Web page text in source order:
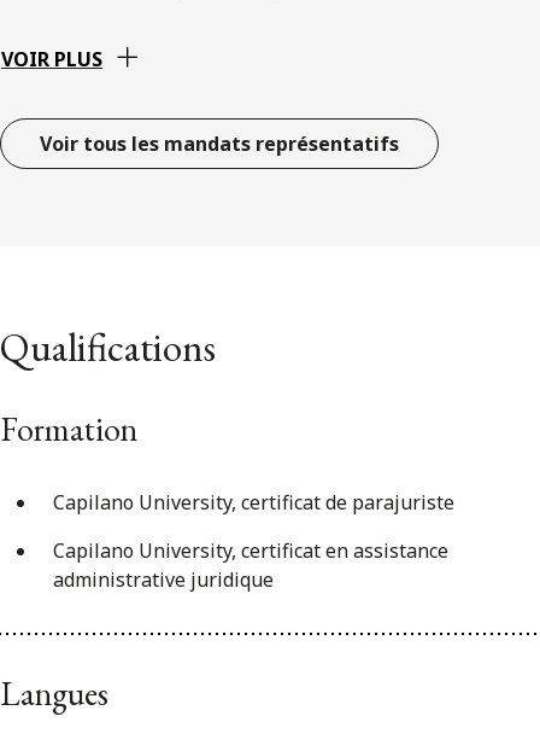
VOIR PLUS
Voir tous les mandats représentatifs
Qualifications
Formation
Capilano University, certificat de parajuriste
Capilano University, certificat en assistance
administrative juridique
Langues